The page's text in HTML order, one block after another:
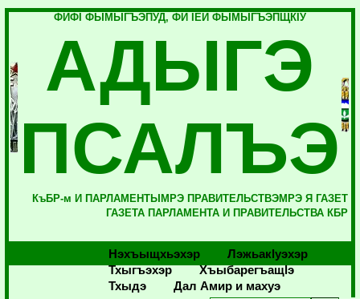
ФИФI ФЫМЫГЪЭПУД, ФИ IЕЙ ФЫМЫГЪЭПЩКIУ
АДЫГЭ
ПСАЛЪЭ
КъБР-м И ПАРЛАМЕНТЫМРЭ ПРАВИТЕЛЬСТВЭМРЭ Я ГАЗЕТ
ГАЗЕТА ПАРЛАМЕНТА И ПРАВИТЕЛЬСТВА КБР
Нэхъыщхьэхэр
Лэжьакlуэхэр
Тхыгъэхэр
Хъыбарегъащlэ
Тхыдэ
Дал Амир и махуэ